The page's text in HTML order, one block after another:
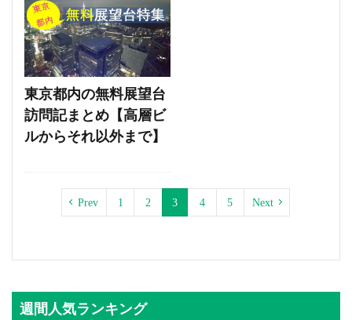
東京都内の無料展望台
訪問記まとめ【高層ビ
ルからそれ以外まで】
Prev 1 2 3 4 5 Next
週間人気ランキング